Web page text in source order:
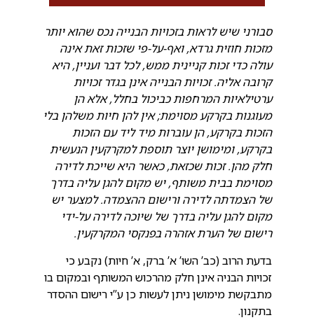
סבורני שיש לראות בזכויות הבנייה נכס שהוא יותר
מזכות חוזית גרדא, ואף-על-פי שזכות זאת אינה
עולה כדי זכות קניינית ממש, לכל דבר ועניין, היא
קרובה אליה. זכויות הבנייה אינן בגדר זכויות
ערטילאיות המרחפות כביכול בחלל, אלא הן
מעוגנות בקרקע מסוימת; אין להן חיות משלהן בלי
הזכות בקרקע, הן עוברות מיד ליד עם הזכות
בקרקע, ומימושן יוצר תוספת למקרקעין הנעשית
חלק מהן. זכות שכזאת, כאשר היא שייכת לדירה
מסוימת בבית משותף, יש מקום להגן עליה בדרך
של הצמדתה לדירה ורישום ההצמדה. למצער יש
מקום להגן עליה בדרך של שיוכה לדירה על-ידי
רישום של הערת אזהרה בפנקסי המקרקעין.
בדעת הרוב (כב’ השו’ א’ ברק, א’ חיות) נקבע כי
זכויות הבניה אינן חלק מהרכוש המשותף ובמקום בו
מתבקשת מימושן ניתן לעשות כן ע”י רישום ההסדר
בתקנון.